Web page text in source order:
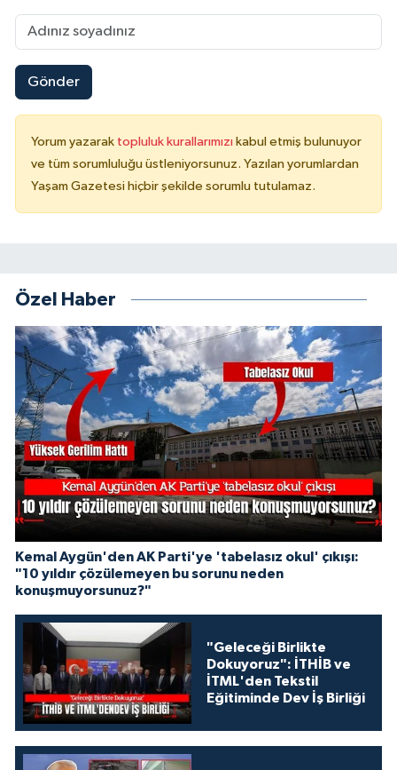
Gönder
Yorum yazarak topluluk kurallarımızı kabul etmiş bulunuyor
ve tüm sorumluluğu üstleniyorsunuz. Yazılan yorumlardan
Yaşam Gazetesi hiçbir şekilde sorumlu tutulamaz.
Özel Haber
Kemal Aygün'den AK Parti'ye 'tabelasız okul' çıkışı:
"10 yıldır çözülemeyen bu sorunu neden
konuşmuyorsunuz?"
"Geleceği Birlikte
Dokuyoruz": İTHİB ve
İTML'den Tekstil
Eğitiminde Dev İş Birliği